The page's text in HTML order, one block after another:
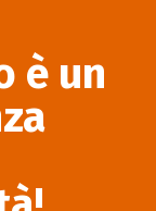
è un